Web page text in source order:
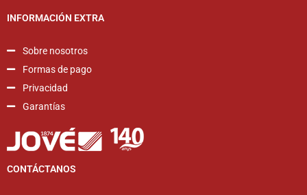
INFORMACIÓN EXTRA
Sobre nosotros
Formas de pago
Privacidad
Garantías
CONTÁCTANOS